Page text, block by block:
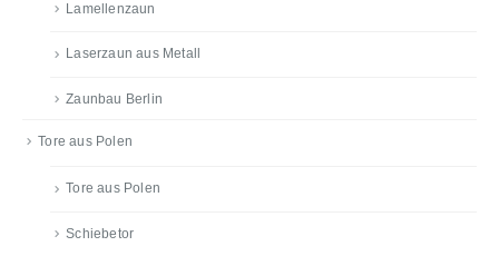
Lamellenzaun
Laserzaun aus Metall
Zaunbau Berlin
Tore aus Polen
Tore aus Polen
Schiebetor